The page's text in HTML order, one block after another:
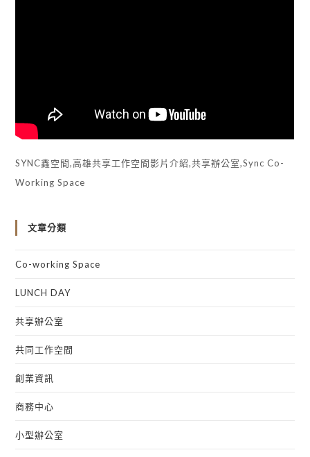
SYNC鑫空間,高雄共享工作空間影片介紹,共享辦公室,Sync Co-
Working Space
文章分類
Co-working Space
LUNCH DAY
共享辦公室
共同工作空間
創業資訊
商務中心
小型辦公室